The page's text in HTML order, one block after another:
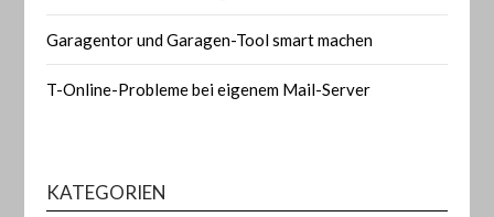
Garagentor und Garagen-Tool smart machen
T-Online-Probleme bei eigenem Mail-Server
KATEGORIEN